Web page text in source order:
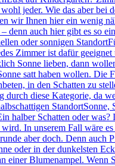
jeder. Wie das aber
wir Ihnen hier ein wenig
denn auch hier gibt es so
oder sonnigen Standort
Zimmer ist dafür
Sonne lieben, dann
satt haben wollen. Die
in den Schatten zu
durch diese Kategorie, da
StandortSonne,
halber Schatten oder
In unserem Fall wäre
aber doch. Denn auch
oder in der dunkelsten
einer Blumenampel. Wenn